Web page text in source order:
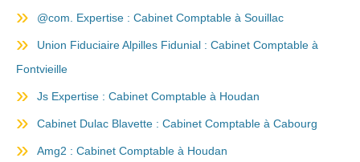
@com. Expertise : Cabinet Comptable à Souillac
Union Fiduciaire Alpilles Fidunial : Cabinet Comptable à
Fontvieille
Js Expertise : Cabinet Comptable à Houdan
Cabinet Dulac Blavette : Cabinet Comptable à Cabourg
Amg2 : Cabinet Comptable à Houdan